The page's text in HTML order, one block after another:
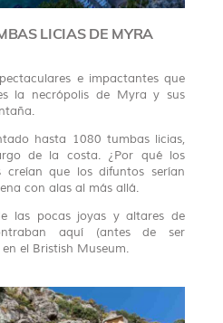
LICIAS DE MYRA
e impactantes que
la necrópolis de Myra y sus
hasta 1080 tumbas licias,
de la costa. ¿Por qué los
creían que los difuntos serían
con alas al más allá.
las pocas joyas y altares de
aquí (antes de ser
el Bristish Museum.